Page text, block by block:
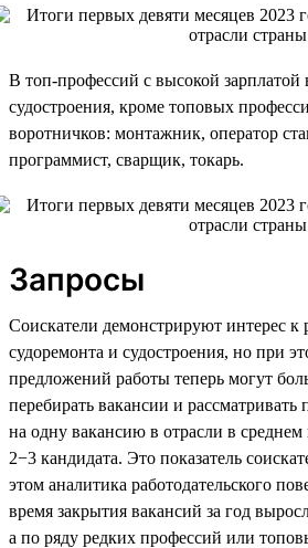
В топ-профессий с высокой зарплатой
судостроения, кроме топовых
воротничков: монтажник, оператор
программист, сварщик, токарь.
Запросы
Соискатели демонстрируют интерес к
судоремонта и судостроения, но при
предложений работы теперь могут
перебирать вакансии и
на одну вакансию в отрасли в среднем
2−3 кандидата. Это показатель
этом аналитика работодательского
время закрытия вакансий за год
а по ряду редких профессий или